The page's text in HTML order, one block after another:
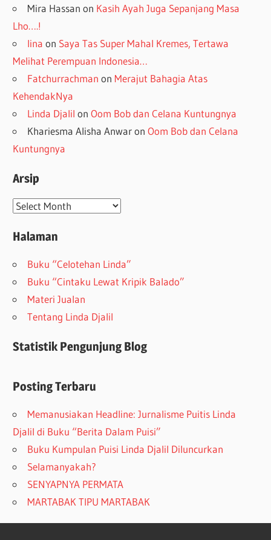
Mira Hassan on Kasih Ayah Juga Sepanjang Masa
Lho….!
lina on Saya Tas Super Mahal Kremes, Tertawa
Melihat Perempuan Indonesia…
Fatchurrachman on Merajut Bahagia Atas
KehendakNya
Linda Djalil onOom Bob dan Celana Kuntungnya
Khariesma Alisha AnwaronOom Bob dan Celana
Kuntungnya
Arsip
Arsip
Halaman
Buku “Celotehan Linda”
Buku “Cintaku Lewat Kripik Balado”
Materi Jualan
Tentang Linda Djalil
Statistik Pengunjung Blog
Posting Terbaru
Memanusiakan Headline: Jurnalisme Puitis Linda
Djalil di Buku “Berita Dalam Puisi”
Buku Kumpulan Puisi Linda Djalil Diluncurkan
Selamanyakah?
SENYAPNYA PERMATA
MARTABAK TIPU MARTABAK